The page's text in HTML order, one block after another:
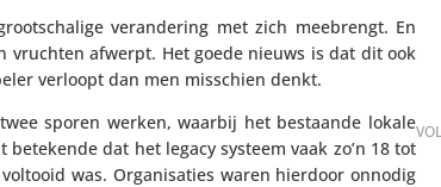
veran­de­ring met zich meebrengt. En
afwerpt. Het goede nieuws is dat dit ook
verloopt dan men misschien denkt.
sporen werken, waarbij het bestaande lokale
dat het legacy systeem vaak zo’n 18 tot
was. Orga­ni­sa­ties waren hierdoor onnodig